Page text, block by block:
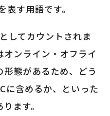
す用語です。
してカウントされま
ンライン・オフライ
態があるため、どう
に含めるか、といった
ます。